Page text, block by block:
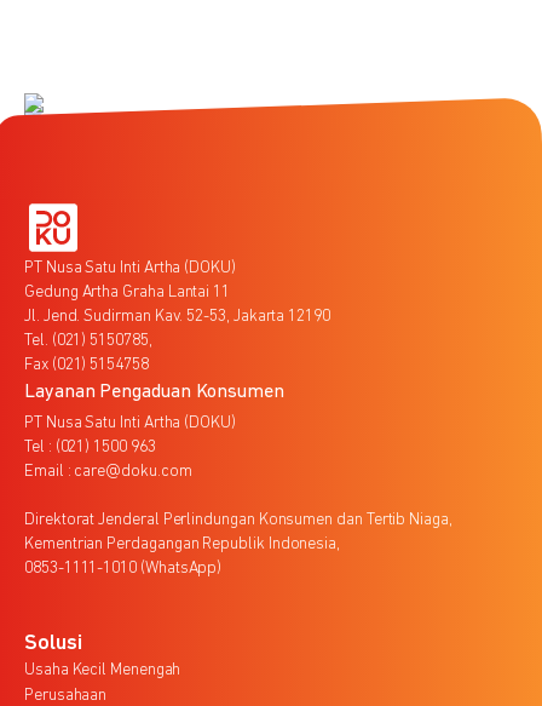
PT Nusa Satu Inti Artha (DOKU)
Gedung Artha Graha Lantai 11
Jl. Jend. Sudirman Kav. 52-53, Jakarta 12190
Tel. (021) 5150785,
Fax (021) 5154758
Layanan Pengaduan Konsumen
PT Nusa Satu Inti Artha (DOKU)
Tel : (021) 1500 963
Email : care@doku.com
Direktorat Jenderal Perlindungan Konsumen dan Tertib Niaga,
Kementrian Perdagangan Republik Indonesia,
0853-1111-1010 (WhatsApp)
Solusi
Usaha Kecil Menengah
Perusahaan